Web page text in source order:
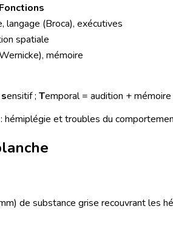
Fonctions
langage (Broca), exécutives
spatiale
mémoire
sensitif ; Temporal = audition + mémoire
hémiplégie et troubles du
de substance grise recouvrant les